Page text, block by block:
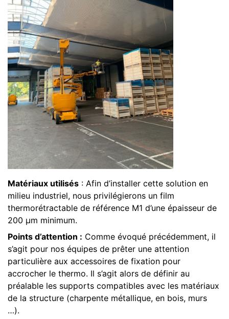
Réalisations
Nos offres
Nos services
Actualités
Contact
INFORMATIONS
1055 rue de Bourgogne, 21410 PONT DE PANY
Tél03 80 33 01 36
Port
06 07 59 44 96
contact@france-filets.fr
Matériaux utilisés : Afin d’installer cette solution en
milieu industriel, nous privilégierons un film
thermorétractable de référence M1 d’une épaisseur de
200 μm minimum.
Points d’attention : Comme évoqué précédemment, il
s’agit pour nos équipes de prêter une attention
particulière aux accessoires de fixation pour
accrocher le thermo. Il s’agit alors de définir au
préalable les supports compatibles avec les matériaux
de la structure (charpente métallique, en bois, murs
…).